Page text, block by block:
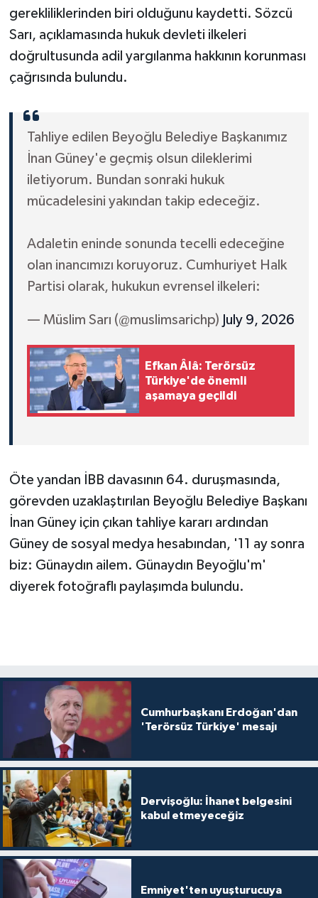
gerekliliklerinden biri olduğunu kaydetti. Sözcü
Sarı, açıklamasında hukuk devleti ilkeleri
doğrultusunda adil yargılanma hakkının korunması
çağrısında bulundu.
Tahliye edilen Beyoğlu Belediye Başkanımız
İnan Güney'e geçmiş olsun dileklerimi
iletiyorum. Bundan sonraki hukuk
mücadelesini yakından takip edeceğiz.
Adaletin eninde sonunda tecelli edeceğine
olan inancımızı koruyoruz. Cumhuriyet Halk
Partisi olarak, hukukun evrensel ilkeleri:
— Müslim Sarı (@muslimsarichp) July 9, 2026
Efkan Âlâ: Terörsüz
Türkiye'de önemli
aşamaya geçildi
Öte yandan İBB davasının 64. duruşmasında,
görevden uzaklaştırılan Beyoğlu Belediye Başkanı
İnan Güney için çıkan tahliye kararı ardından
Güney de sosyal medya hesabından, '11 ay sonra
biz: Günaydın ailem. Günaydın Beyoğlu'm'
diyerek fotoğraflı paylaşımda bulundu.
Cumhurbaşkanı Erdoğan'dan
'Terörsüz Türkiye' mesajı
Dervişoğlu: İhanet belgesini
kabul etmeyeceğiz
Emniyet'ten uyuşturucuya